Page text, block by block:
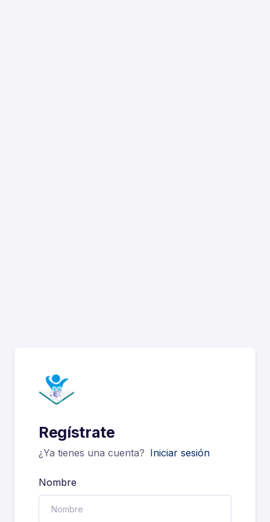
Regístrate
¿Ya tienes una cuenta? Iniciar sesión
Nombre